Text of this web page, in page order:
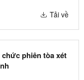
Tải về
phiên tòa xét